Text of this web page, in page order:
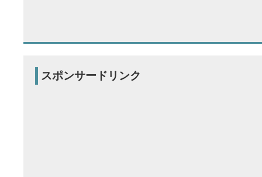
スポンサードリンク